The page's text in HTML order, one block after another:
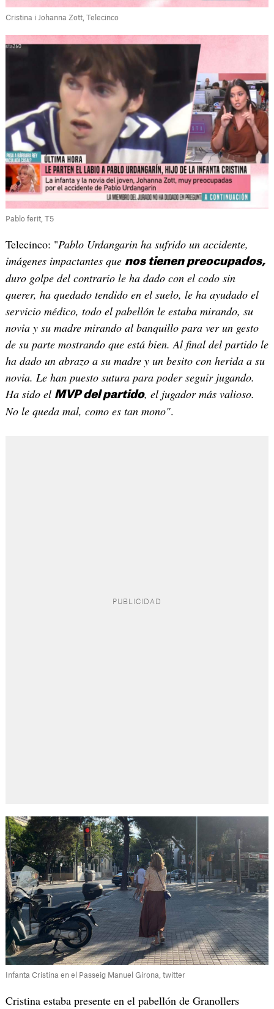
Cristina i Johanna Zott, Telecinco
Pablo ferit, T5
Telecinco: "Pablo Urdangarin ha sufrido un accidente,
imágenes impactantes que nos tienen preocupados,
duro golpe del contrario le ha dado con el codo sin
querer, ha quedado tendido en el suelo, le ha ayudado el
servicio médico, todo el pabellón le estaba mirando, su
novia y su madre mirando al banquillo para ver un gesto
de su parte mostrando que está bien. Al final del partido le
ha dado un abrazo a su madre y un besito con herida a su
novia. Le han puesto sutura para poder seguir jugando.
Ha sido el MVP del partido, el jugador más valioso.
No le queda mal, como es tan mono".
Infanta Cristina en el Passeig Manuel Girona, twitter
Cristina estaba presente en el pabellón de Granollers